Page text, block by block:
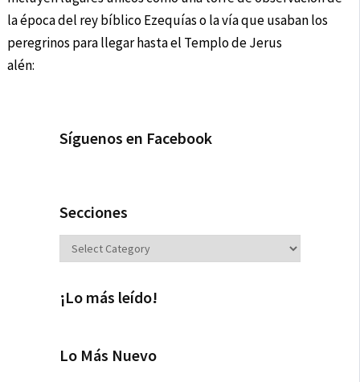
la época del rey bíblico Ezequías o la vía que usaban los
peregrinos para llegar hasta el Templo de Jerus
alén:
Síguenos en Facebook
Secciones
Secciones
¡Lo más leído!
Lo Más Nuevo